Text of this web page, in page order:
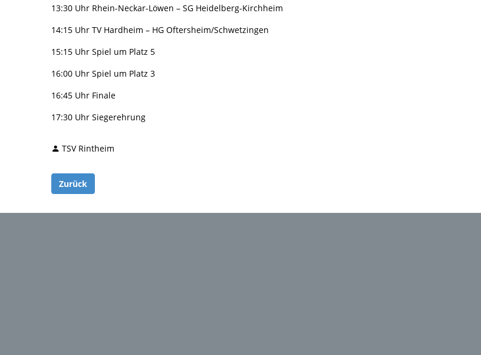
13:30 Uhr Rhein-Neckar-Löwen – SG Heidelberg-Kirchheim
14:15 Uhr TV Hardheim – HG Oftersheim/Schwetzingen
15:15 Uhr Spiel um Platz 5
16:00 Uhr Spiel um Platz 3
16:45 Uhr Finale
17:30 Uhr Siegerehrung
TSV Rintheim
Zurück